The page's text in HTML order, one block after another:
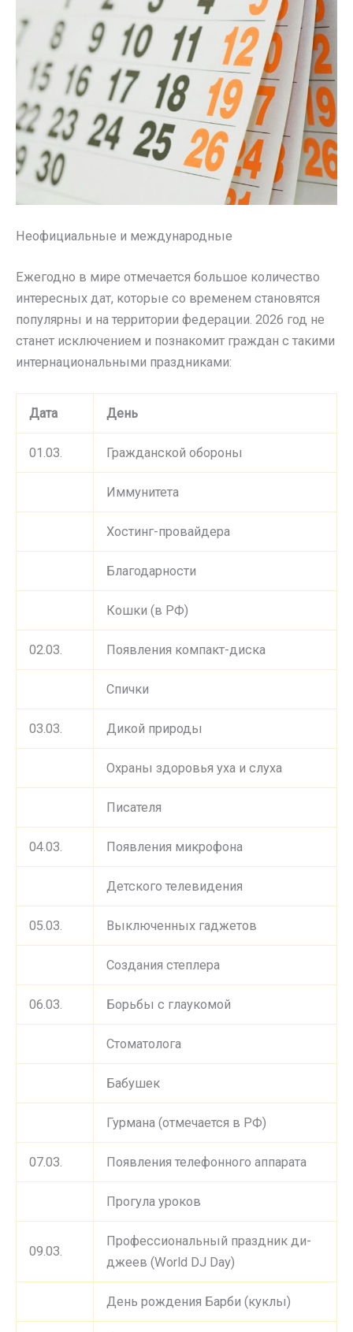
Неофициальные и международные
Ежегодно в мире отмечается большое количество
интересных дат, которые со временем становятся
популярны и на территории федерации. 2026 год не
станет исключением и познакомит граждан с такими
интернациональными праздниками:
Дата День
01.03. Гражданской обороны
Иммунитета
Хостинг-провайдера
Благодарности
Кошки (в РФ)
02.03. Появления компакт-диска
Спички
03.03. Дикой природы
Охраны здоровья уха и слуха
Писателя
04.03. Появления микрофона
Детского телевидения
05.03. Выключенных гаджетов
Создания степлера
06.03. Борьбы с глаукомой
Стоматолога
Бабушек
Гурмана (отмечается в РФ)
07.03. Появления телефонного аппарата
Прогула уроков
09.03.
Профессиональный праздник ди-
джеев (World DJ Day)
День рождения Барби (куклы)